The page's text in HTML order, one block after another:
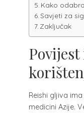
Kako
Savjeti za
Zaključak
Reishi gljiva
medicini Azije.